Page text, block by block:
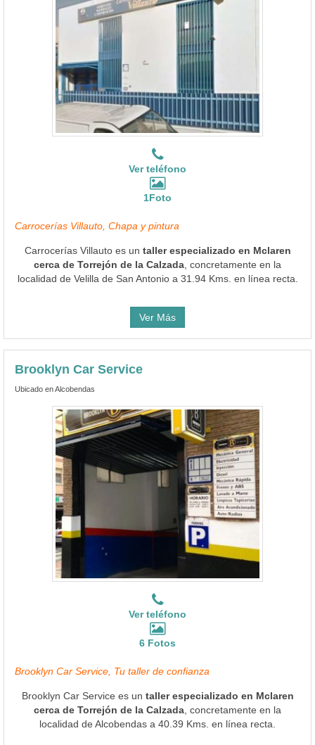
Ver teléfono
1Foto
Carrocerías Villauto, Chapa y pintura
Carrocerías Villauto es un taller especializado en Mclaren
cerca de Torrejón de la Calzada , concretamente en la
localidad de Velilla de San Antonio a 31.94 Kms. en línea recta.
Ver Más
Brooklyn Car Service
Ubicado en Alcobendas
Ver teléfono
6 Fotos
Brooklyn Car Service, Tu taller de confianza
Brooklyn Car Service es un taller especializado en Mclaren
cerca de Torrejón de la Calzada , concretamente en la
localidad de Alcobendas a 40.39 Kms. en línea recta.